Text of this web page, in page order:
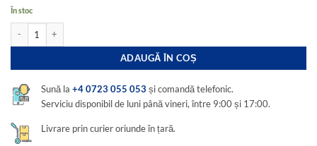
În stoc
Cantitate Covor traditional, tesut, iuta, cu doua fete, dimensiunea 80x200cm rosu
ADAUGĂ ÎN COȘ
Sună la+4 0723 055 053 și comandă telefonic.
Serviciu disponibil de luni până vineri, între 9:00 și 17:00.
Livrare prin curier oriunde în țară.